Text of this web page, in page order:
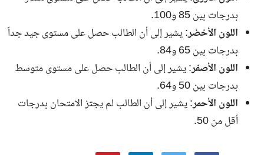
بدرجات بين 85 و100.
اللون الأخضر: يشير إلى أن الطالب حصل على مستوى جيد جداً
بدرجات بين 65 و84.
اللون الأصفر: يشير إلى أن الطالب حصل على مستوى متوسط
بدرجات بين 50 و64.
اللون الأحمر: يشير إلى أن الطالب لم يجتز الامتحان بدرجات
أقل من 50.